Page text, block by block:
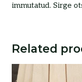
immutatud. Sirge
Related